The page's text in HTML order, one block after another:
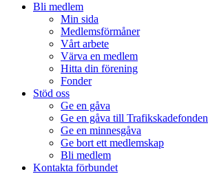
Bli medlem
Min sida
Medlemsförmåner
Vårt arbete
Värva en medlem
Hitta din förening
Fonder
Stöd oss
Ge en gåva
Ge en gåva till Trafikskadefonden
Ge en minnesgåva
Ge bort ett medlemskap
Bli medlem
Kontakta förbundet